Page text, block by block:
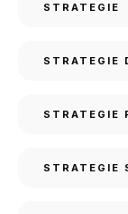
STRATEGIE
STRATEGIE
STRATEGIE
STRATEGIE